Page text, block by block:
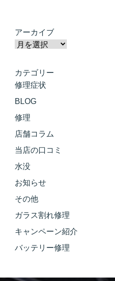
アーカイブ
カテゴリー
修理症状
BLOG
修理
店舗コラム
当店の口コミ
水没
お知らせ
その他
ガラス割れ修理
キャンペーン紹介
バッテリー修理